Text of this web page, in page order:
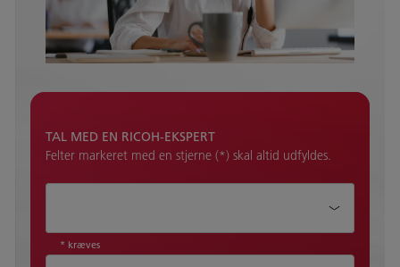
TAL MED EN RICOH-EKSPERT
Felter markeret med en stjerne (*) skal altid udfyldes.
* kræves